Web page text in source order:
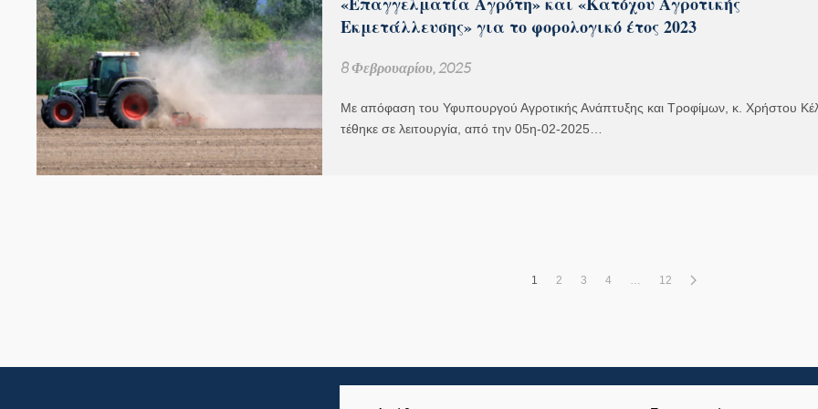
Εκμετάλλευσης» για το φορολογικό έτος 2023
8 Φεβρουαρίου, 2025
Με απόφαση του Υφυπουργού Αγροτικής Ανάπτυξης και Τροφίμων, κ. Χρήστου
τέθηκε σε λειτουργία, από την 05η-02-2025…
1 2 3 4 12